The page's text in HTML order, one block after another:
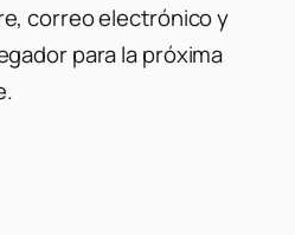
correo electrónico y
para la próxima